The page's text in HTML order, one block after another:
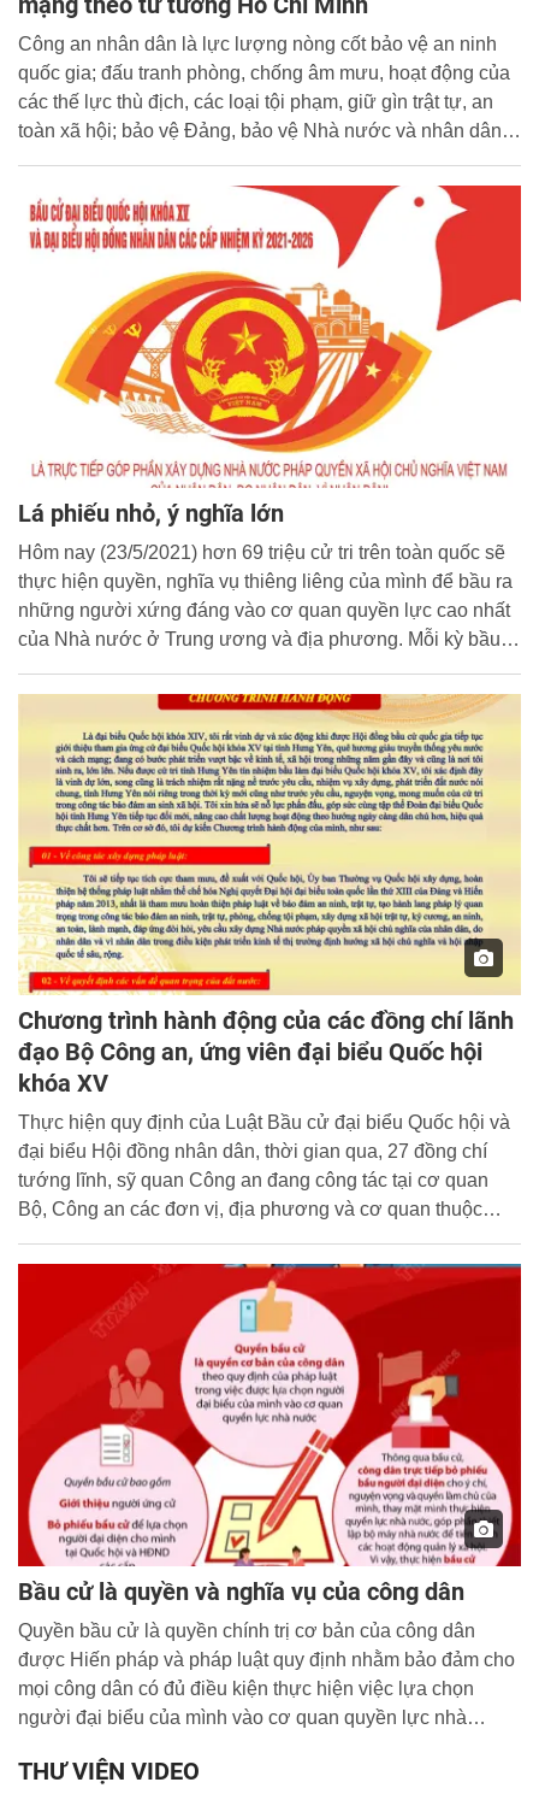
Công an nhân dân là lực lượng nòng cốt bảo vệ an ninh
quốc gia; đấu tranh phòng, chống âm mưu, hoạt động của
các thế lực thù địch, các loại tội phạm, giữ gìn trật tự, an
toàn xã hội; bảo vệ Đảng, bảo vệ Nhà nước và nhân dân.
song hết sức vẻ vang đó, mỗi cán bộ, chiến sĩ Công an
nhân dân phải thường xuyên trau dồi, rèn luyện đạo đức
cách mạng; học tập và làm theo tư tưởng, đạo đức, phong
cách Hồ Chí Minh.
Lá phiếu nhỏ, ý nghĩa lớn
Hôm nay (23/5/2021) hơn 69 triệu cử tri trên toàn quốc sẽ
thực hiện quyền, nghĩa vụ thiêng liêng của mình để bầu ra
những người xứng đáng vào cơ quan quyền lực cao nhất
của Nhà nước ở Trung ương và địa phương. Mỗi kỳ bầu
hồi xúc động nhớ về những lời căn dặn của Chủ tịch Hồ
Chương trình hành động của các đồng chí lãnh
đạo Bộ Công an, ứng viên đại biểu Quốc hội
khóa XV
Thực hiện quy định của Luật Bầu cử đại biểu Quốc hội và
đại biểu Hội đồng nhân dân, thời gian qua, 27 đồng chí
tướng lĩnh, sỹ quan Công an đang công tác tại cơ quan
Bộ, Công an các đơn vị, địa phương và cơ quan thuộc
hành các cuộc tiếp xúc cử tri để giới thiệu về Tiểu sử và
Chương trình hành động của mình.
Bầu cử là quyền và nghĩa vụ của công dân
Quyền bầu cử là quyền chính trị cơ bản của công dân
được Hiến pháp và pháp luật quy định nhằm bảo đảm cho
mọi công dân có đủ điều kiện thực hiện việc lựa chọn
người đại biểu của mình vào cơ quan quyền lực nhà
công dân.
THƯ VIỆN VIDEO